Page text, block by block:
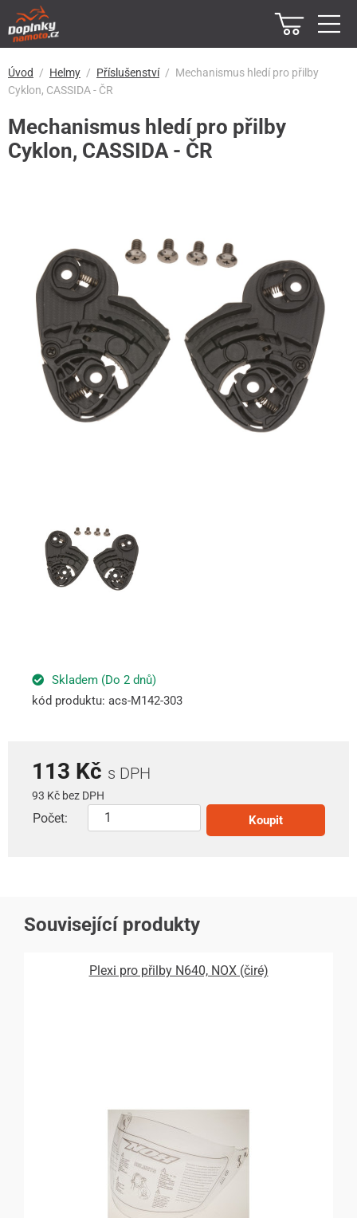
Úvod Helmy Příslušenství
Mechanismus hledí pro přilby
Cyklon, CASSIDA - ČR
Mechanismus hledí pro přilby
Cyklon, CASSIDA - ČR
Skladem (Do 2 dnů)
kód produktu: acs-M142-303
113 Kč s DPH
93 Kč bez DPH
Počet: Koupit
Související produkty
Plexi pro přilby N640, NOX (čiré)